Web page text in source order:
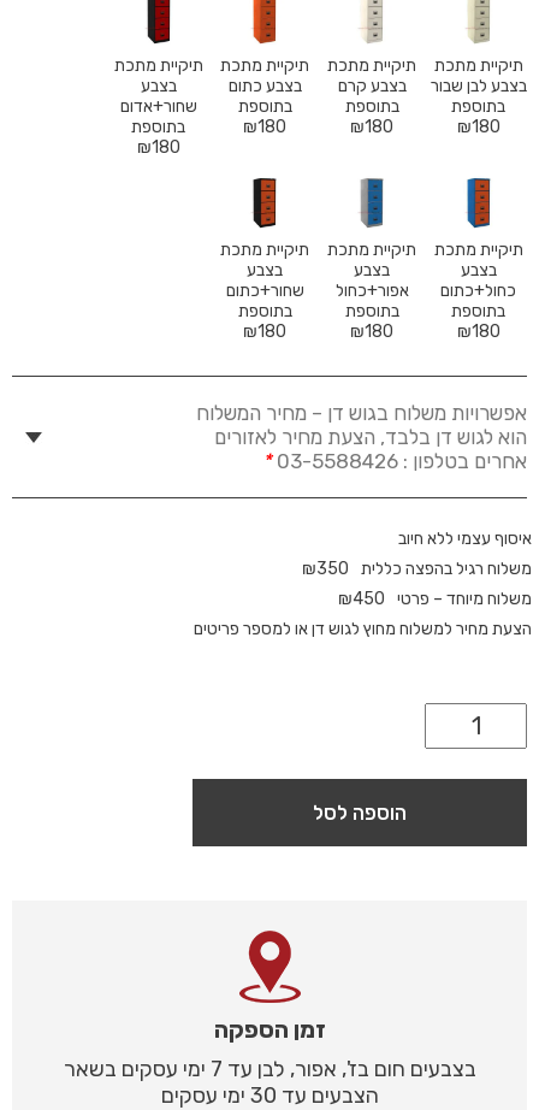
תיקיית מתכת
בצבע לבן שבור
בתוספת
₪180
תיקיית מתכת
בצבע קרם
בתוספת
₪180
תיקיית מתכת
בצבע כתום
בתוספת
₪180
תיקיית מתכת
בצבע
שחור+אדום
בתוספת
₪180
תיקיית מתכת
בצבע
כחול+כתום
בתוספת
₪180
תיקיית מתכת
בצבע
אפור+כחול
בתוספת
₪180
תיקיית מתכת
בצבע
שחור+כתום
בתוספת
₪180
אפשרויות משלוח בגוש דן – מחיר המשלוח
הוא לגוש דן בלבד, הצעת מחיר לאזורים
אחרים בטלפון : 03-5588426
*
איסוף עצמי ללא חיוב
משלוח רגיל בהפצה כללית
₪350
משלוח מיוחד – פרטי
₪450
הצעת מחיר למשלוח מחוץ לגוש דן או למספר פריטים
הוספה לסל
זמן הספקה
בצבעים חום בז', אפור, לבן עד 7 ימי עסקים בשאר
הצבעים עד 30 ימי עסקים